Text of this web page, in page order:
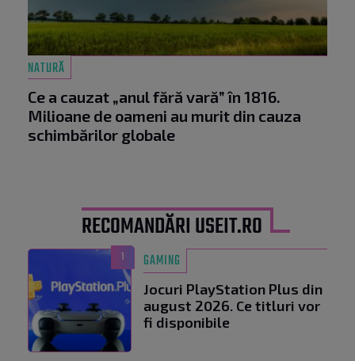
NATURĂ
Ce a cauzat „anul fără vară” în 1816.
Milioane de oameni au murit din cauza
schimbărilor globale
RECOMANDĂRI USEIT.RO
1 GAMING
Jocuri PlayStation Plus din
august 2026. Ce titluri vor
fi disponibile